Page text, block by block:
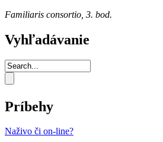
Familiaris consortio, 3. bod.
Vyhľadávanie
Príbehy
Naživo či on-line?